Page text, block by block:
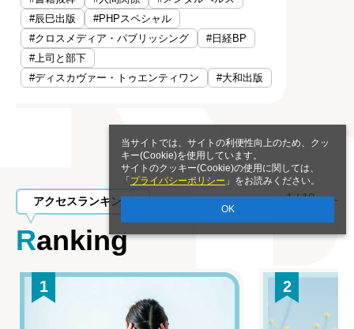
当サイトでは、サイトの利便性向上のため、クッ
キー(Cookie)を使用しています。
サイトのクッキー(Cookie)の使用に関しては、
「 プライバシーポリシー 」をお読みください。
OK
#辰巳出版
#PHPスペシャル
#クロスメディア・パブリッシング
#日経BP
#上司と部下
#ディスカヴァー・トゥエンティワン
#大和出版
アクセスランキング
Ranking
1/10
1 2